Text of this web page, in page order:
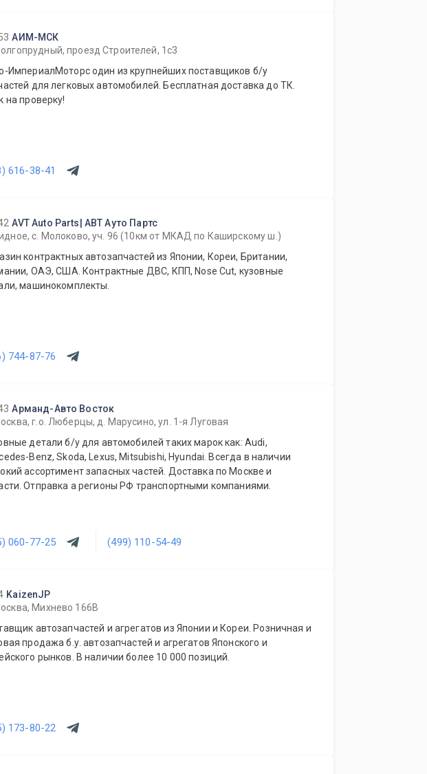
АИМ-МСК
проезд Строителей, 1с3
ИмпериалМоторс один из крупнейших поставщиков б/у
для легковых автомобилей. Бесплатная доставка до ТК.
на проверку!
616-38-41
AVT Auto Parts| АВТ Ауто Партс
с. Молоково, уч. 96 (10км от МКАД по Каширскому ш.)
контрактных автозапчастей из Японии, Кореи, Британии,
ОАЭ, США. Контрактные ДВС, КПП, Nose Cut, кузовные
машинокомплекты.
744-87-76
Арманд-Авто Восток
г.о. Люберцы, д. Марусино, ул. 1-я Луговая
детали б/у для автомобилей таких марок как: Audi,
Benz, Skoda, Lexus, Mitsubishi, Hyundai. Всегда в наличии
ассортимент запасных частей. Доставка по Москве и
области. Отправка а регионы РФ транспортными компаниями.
060-77-25 (499) 110-54-49
KaizenJP
Михнево 166В
автозапчастей и агрегатов из Японии и Кореи. Розничная и
продажа б.у. автозапчастей и агрегатов Японского и
рынков. В наличии более 10 000 позиций.
173-80-22